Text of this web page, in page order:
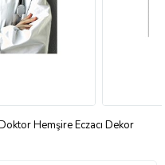
Hemşire Eczacı Dekor